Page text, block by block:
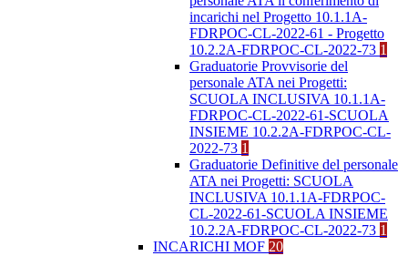
incarichi nel Progetto 10.1.1A-
FDRPOC-CL-2022-61 - Progetto
10.2.2A-FDRPOC-CL-2022-73 1
Graduatorie Provvisorie del
personale ATA nei Progetti:
SCUOLA INCLUSIVA 10.1.1A-
FDRPOC-CL-2022-61-SCUOLA
INSIEME 10.2.2A-FDRPOC-CL-
2022-73 1
Graduatorie Definitive del personale
ATA nei Progetti: SCUOLA
INCLUSIVA 10.1.1A-FDRPOC-
CL-2022-61-SCUOLA INSIEME
10.2.2A-FDRPOC-CL-2022-73 1
INCARICHI MOF 20